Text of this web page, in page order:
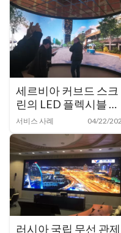
세르비아 커브드 스크
린의 LED 플렉시블 모
듈
서비스 사례 04/22/
러시아 국립 무선 관제